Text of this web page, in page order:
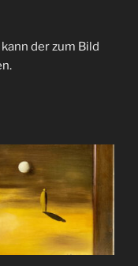
der zum Bild